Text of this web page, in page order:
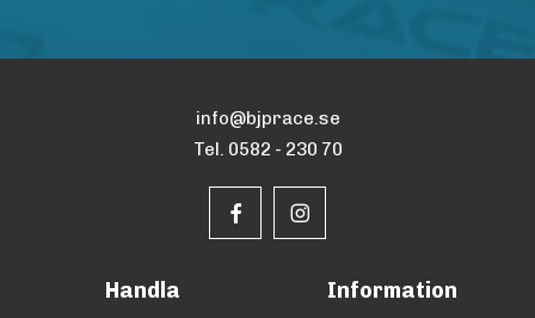
info@bjprace.se
Tel. 0582 - 230 70
Handla Information